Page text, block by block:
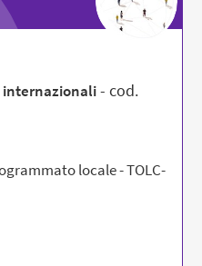
internazionali- cod.
locale - TOLC-